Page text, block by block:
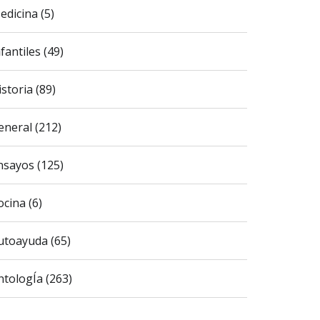
(5)
(49)
(89)
(212)
(125)
(6)
(65)
(263)